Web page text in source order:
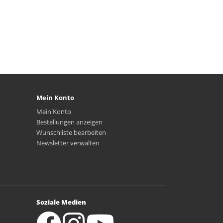
Mein Konto
Mein Konto
Bestellungen anzeigen
Wunschliste bearbeiten
Newsletter verwalten
Soziale Medien